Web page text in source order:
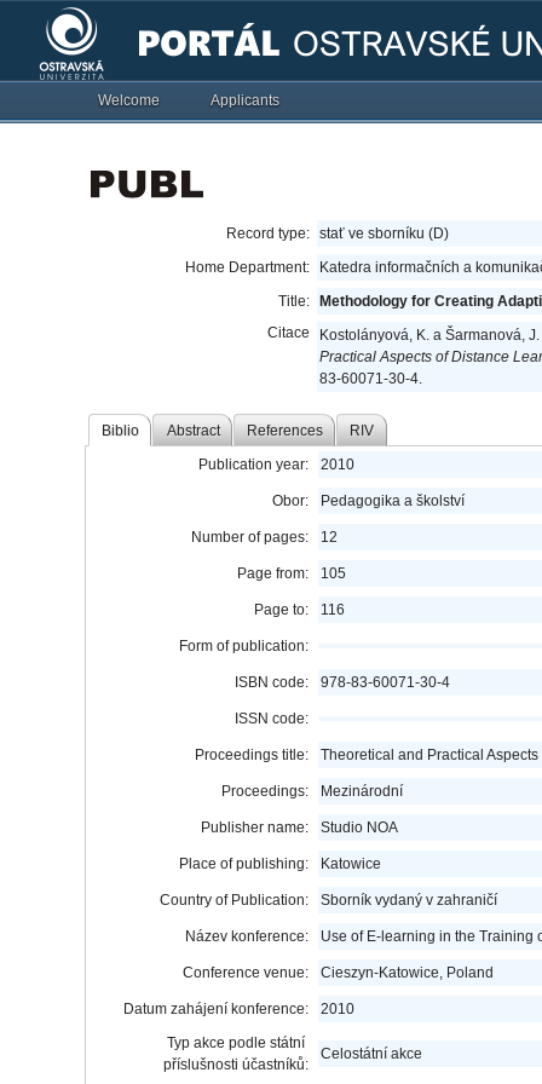
Welcome Applicants
Record type: stať ve sborníku (D)
Home Department:
Katedra informačních a
Title:
Methodology for Creating
Citace
Kostolányová, K. a Šarmanová,
Practical Aspects of Distance
83-60071-30-4.
Biblio Abstract References RIV
Publication year: 2010
Obor: Pedagogika a školství
Number of pages: 12
Page from: 105
Page to: 116
Form of publication:
ISBN code: 978-83-60071-30-4
ISSN code:
Proceedings title: Theoretical and Practical
Proceedings: Mezinárodní
Publisher name: Studio NOA
Place of publishing: Katowice
Country of Publication: Sborník vydaný v zahraničí
Název konference: Use of E-learning in the Training
Conference venue: Cieszyn-Katowice, Poland
Datum zahájení konference:
2010
Typ akce podle státní
příslušnosti účastníků:
Celostátní akce